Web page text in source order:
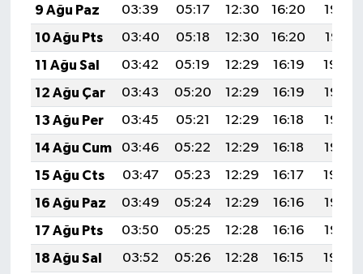
9 Ağu Paz
03:39 05:17 12:30 16:20
19:32
10 Ağu Pts
03:40 05:18 12:30 16:20
19:31
11 Ağu Sal
03:42 05:19 12:29 16:19
19:30
12 Ağu Çar
03:43 05:20 12:29 16:19
19:28
13 Ağu Per
03:45 05:21 12:29 16:18
19:27
14 Ağu Cum
03:46 05:22 12:29 16:18
19:26
15 Ağu Cts
03:47 05:23 12:29 16:17
19:24
16 Ağu Paz
03:49 05:24 12:29 16:16
19:23
17 Ağu Pts
03:50 05:25 12:28 16:16
19:22
18 Ağu Sal
03:52 05:26 12:28 16:15
19:20